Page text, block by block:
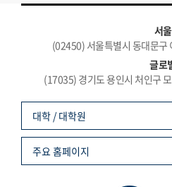
서
(02450) 서울특별시 동대문
글로
(17035) 경기도 용인시 처인구
대학 / 대학원
주요 홈페이지